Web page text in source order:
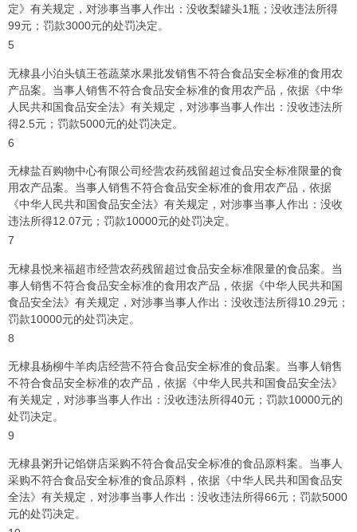
定》有关规定，对涉事当事人作出：没收梨罐头1瓶；没收违法所得
99元；罚款3000元的处罚决定。
5
无棣县小泊头镇王苍蔬菜水果批发销售不符合食品安全标准的食用农
产品案。当事人销售不符合食品安全标准的食用农产品，依据《中华
人民共和国食品安全法》有关规定，对涉事当事人作出：没收违法所
得2.5元；罚款5000元的处罚决定。
6
无棣盐百购物中心有限公司经营农药残留超过食品安全标准限量的食
用农产品案。当事人销售不符合食品安全标准的食用农产品，依据
《中华人民共和国食品安全法》有关规定，对涉事当事人作出：没收
违法所得12.07元；罚款10000元的处罚决定。
7
无棣县悦来福超市经营农药残留超过食品安全标准限量的食品案。当
事人销售不符合食品安全标准的食用农产品，依据《中华人民共和国
食品安全法》有关规定，对涉事当事人作出：没收违法所得10.29元；
罚款10000元的处罚决定。
8
无棣县杨柳牛羊肉店经营不符合食品安全标准的食品案。当事人销售
不符合食品安全标准的农产品，依据《中华人民共和国食品安全法》
有关规定，对涉事当事人作出：没收违法所得40元；罚款10000元的
处罚决定。
9
无棣县粥升记馅饼店采购不符合食品安全标准的食品原料案。当事人
采购不符合食品安全标准的食品原料，依据《中华人民共和国食品安
全法》有关规定，对涉事当事人作出：没收违法所得66元；罚款5000
元的处罚决定。